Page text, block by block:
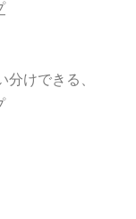
分けできる、